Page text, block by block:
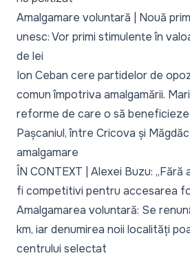
Amalgamare voluntară | Nouă
unesc: Vor primi stimulente în
de lei
Ion Ceban cere partidelor de
comun împotriva amalgamării.
reforme de care o să beneficieze
Pașcaniul, între Cricova și
amalgamare
ÎN CONTEXT | Alexei Buzu: „Fără
fi competitivi pentru accesarea
Amalgamarea voluntară: Se
km, iar denumirea noii localități
centrului selectat